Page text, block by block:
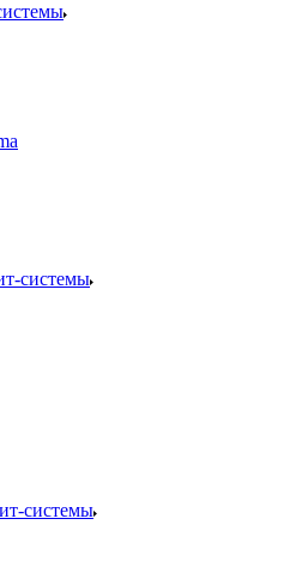
системы
системы